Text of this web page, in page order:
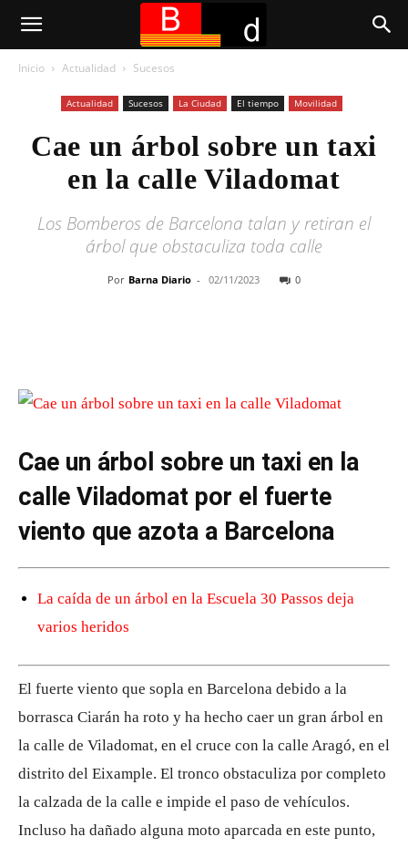
Inicio Actualidad Sucesos
Actualidad Sucesos La Ciudad El tiempo Movilidad
Cae un árbol sobre un taxi
en la calle Viladomat
Los Bomberos de Barcelona talan y retiran el
árbol que obstaculiza toda calle
Por Barna Diario - 02/11/2023 0
Cae un árbol sobre un taxi en la
calle Viladomat por el fuerte
viento que azota a Barcelona
La caída de un árbol en la Escuela 30 Passos deja
varios heridos
El fuerte viento que sopla en Barcelona debido a la
borrasca Ciarán ha roto y ha hecho caer un gran árbol en
la calle de Viladomat, en el cruce con la calle Aragó, en el
distrito del Eixample. El tronco obstaculiza por completo
la calzada de la calle e impide el paso de vehículos.
Incluso ha dañado alguna moto aparcada en este punto,